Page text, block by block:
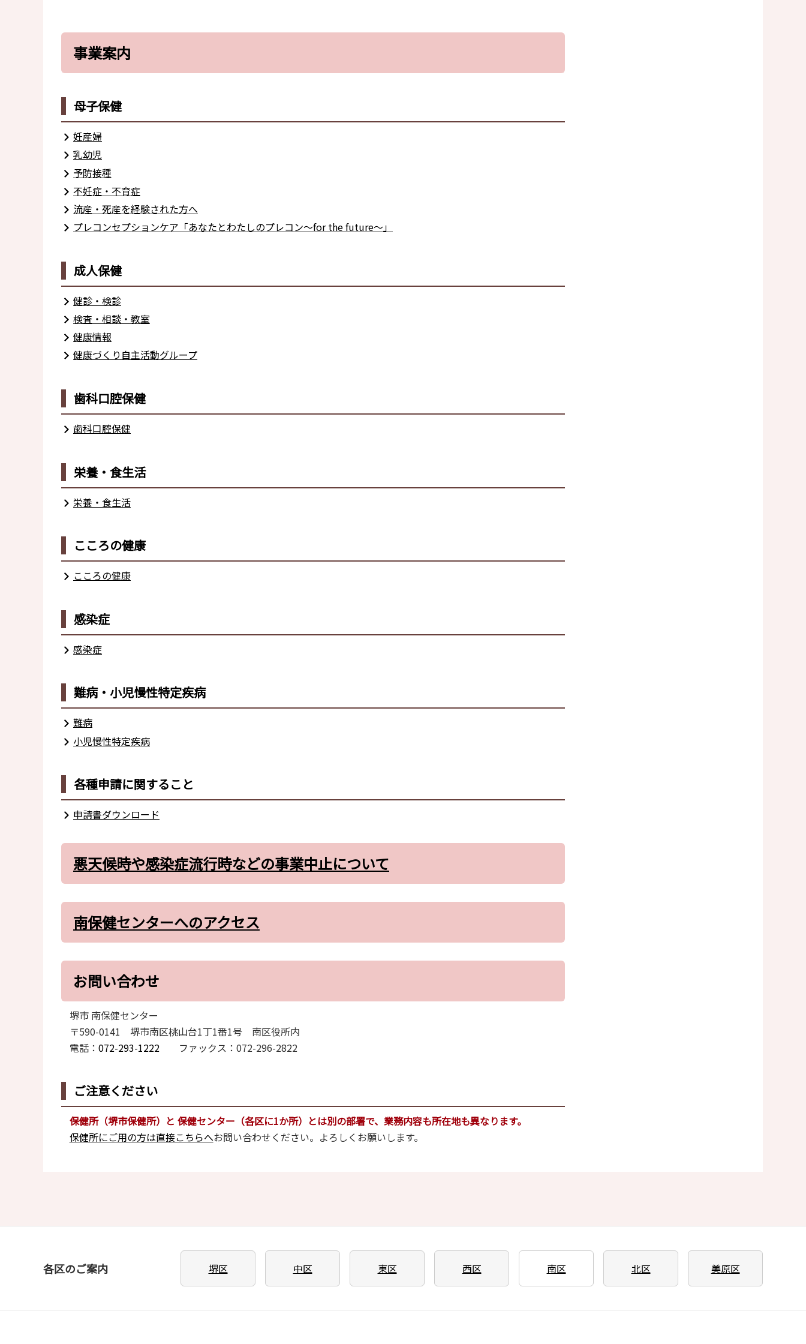
事業案内
母子保健
妊産婦
乳幼児
予防接種
不妊症・不育症
流産・死産を経験された方へ
プレコンセプションケア「あなたとわたしのプレコン～for the future～」
成人保健
健診・検診
検査・相談・教室
健康情報
健康づくり自主活動グループ
歯科口腔保健
歯科口腔保健
栄養・食生活
栄養・食生活
こころの健康
こころの健康
感染症
感染症
難病・小児慢性特定疾病
難病
小児慢性特定疾病
各種申請に関すること
申請書ダウンロード
悪天候時や感染症流行時などの事業中止について
南保健センターへのアクセス
お問い合わせ
堺市 南保健センター
〒590-0141 堺市南区桃山台1丁1番1号 南区役所内
電話： 072-293-1222ファックス：072-296-2822
ご注意ください
保健所（堺市保健所）と 保健センター（各区に1か所）とは別の部署で、業務内容も所在地も異なります。
保健所にご用の方は直接こちらへお問い合わせください。よろしくお願いします。
各区のご案内 堺区 中区 東区 西区 南区 北区 美原区